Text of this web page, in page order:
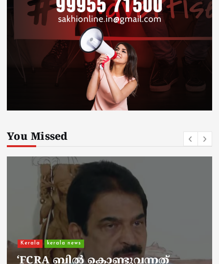
You Missed
kerala news
ചാലിശേരിയില്‍ സര്‍ക്കാര്‍
ജനകീയ ആരോഗ്യകേന്ദ്രത്തില്‍